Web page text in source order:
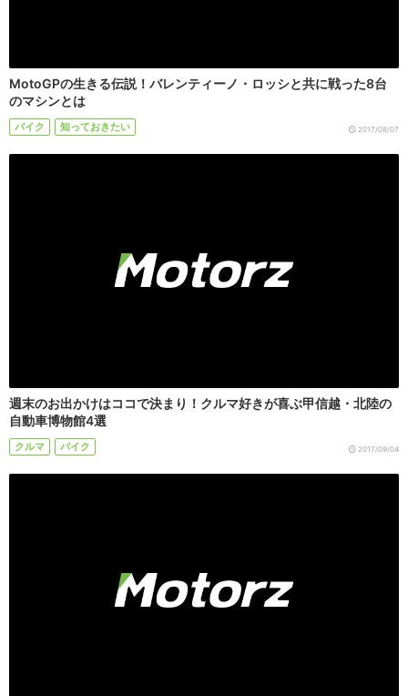
MotoGPの生きる伝説！バレンティーノ・ロッシと共に戦った8台
のマシンとは
バイク 知っておきたい 2017/08/07
週末のお出かけはココで決まり！クルマ好きが喜ぶ甲信越・北陸の
自動車博物館4選
クルマ バイク 2017/09/04